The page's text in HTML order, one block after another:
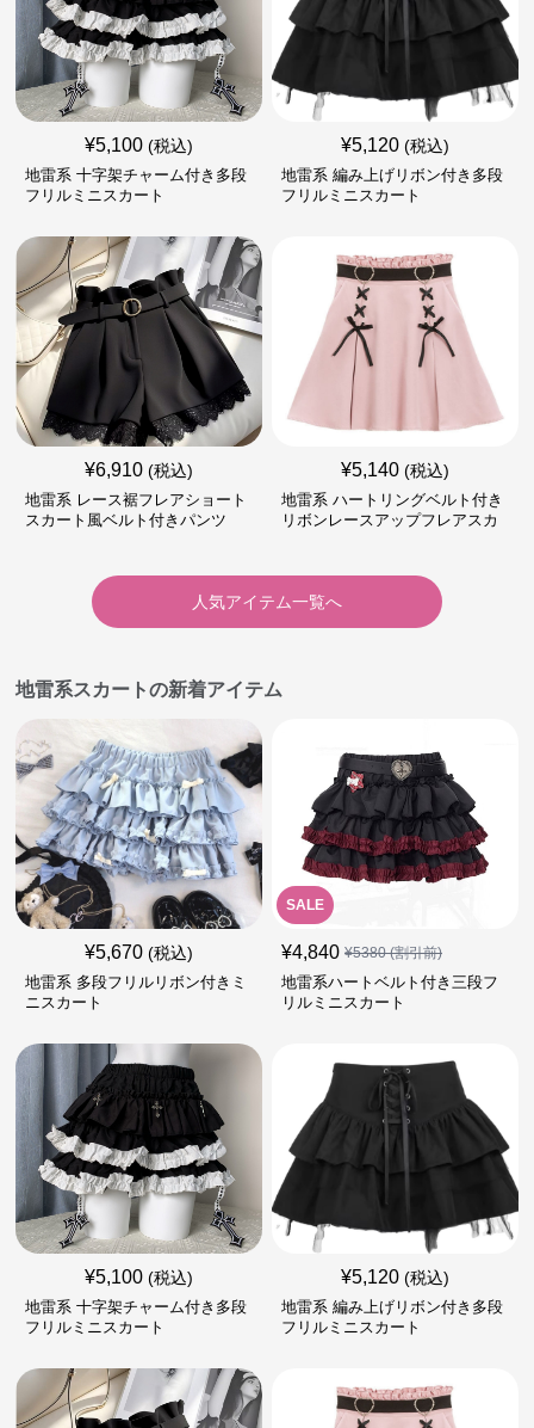
¥5,100 (税込)
地雷系 十字架チャーム付き多段
フリルミニスカート
¥5,120 (税込)
地雷系 編み上げリボン付き多段
フリルミニスカート
¥6,910 (税込)
地雷系 レース裾フレアショート
スカート風ベルト付きパンツ
¥5,140 (税込)
地雷系 ハートリングベルト付き
リボンレースアップフレアスカ
人気アイテム一覧へ
地雷系スカートの新着アイテム
¥5,670 (税込)
地雷系 多段フリルリボン付きミ
ニスカート
SALE
¥4,840 ¥5380(割引前)
地雷系ハートベルト付き三段フ
リルミニスカート
¥5,100 (税込)
地雷系 十字架チャーム付き多段
フリルミニスカート
¥5,120 (税込)
地雷系 編み上げリボン付き多段
フリルミニスカート